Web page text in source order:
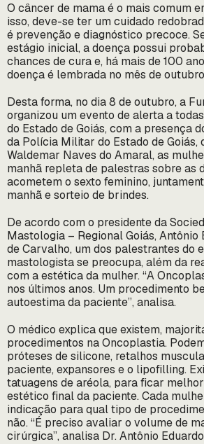
O câncer de mama é o mais comum
isso, deve-se ter um cuidado
é prevenção e diagnóstico precoce.
estágio inicial, a doença possui
chances de cura e, há mais de 100
doença é lembrada no mês de
Desta forma, no dia 8 de outubro, a
organizou um evento de alerta a
do Estado de Goiás, com a presença
da Polícia Militar do Estado de Goiás,
Waldemar Naves do Amaral, as
manhã repleta de palestras sobre as
acometem o sexto feminino,
manhã e sorteio de brindes.
De acordo com o presidente da
Mastologia – Regional Goiás, Antônio
de Carvalho, um dos palestrantes do
mastologista se preocupa, além da
com a estética da mulher. “A
nos últimos anos. Um procedimento
autoestima da paciente”, analisa.
O médico explica que existem,
procedimentos na Oncoplastia.
próteses de silicone, retalhos
paciente, expansores e o lipofilling.
tatuagens de aréola, para ficar
estético final da paciente. Cada
indicação para qual tipo de
não. “É preciso avaliar o volume de
cirúrgica”, analisa Dr. Antônio